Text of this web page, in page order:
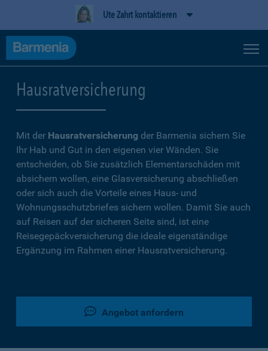
Ute Zahrt kontaktieren
Hausratversicherung
Mit der Hausratversicherung der Barmenia sichern Sie
Ihr Hab und Gut in den eigenen vier Wänden. Sie
entscheiden, ob Sie zusätzlich Elementarschäden mit
absichern wollen, eine Glasversicherung abschließen
oder sich auch die Vorteile eines Haus- und
Wohnungsschutzbriefes sichern wollen. Damit Sie auch
auf Reisen auf der sicheren Seite sind, ist eine
Reisegepäckversicherung die ideale eigenständige
Ergänzung im Rahmen einer Hausratversicherung.
Angebot anfordern